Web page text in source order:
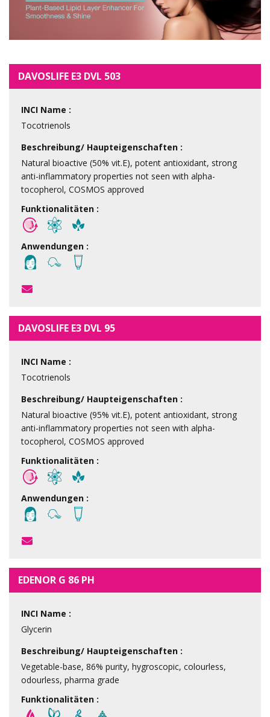
DAVOSLIFE E3 DVL 503
INCI Name :
Tocotrienols
Beschreibung/ Haupteigenschaften :
Natural bioactive (50% vit.E), potent antioxidant, strong
anti-inflammatory properties not seen with alpha-
tocopherol, COSMOS approved
Funktionalitäten :
Anwendungen :
DAVOSLIFE E3 DVL 95
INCI Name :
Tocotrienols
Beschreibung/ Haupteigenschaften :
Natural bioactive (95% vit.E), potent antioxidant, strong
anti-inflammatory properties not seen with alpha-
tocopherol, COSMOS approved
Funktionalitäten :
Anwendungen :
EDENOR G 86 PH
INCI Name :
Glycerin
Beschreibung/ Haupteigenschaften :
Vegetable-base, 86% purity, hygroscopic, colourless,
odourless, pharma grade
Funktionalitäten :